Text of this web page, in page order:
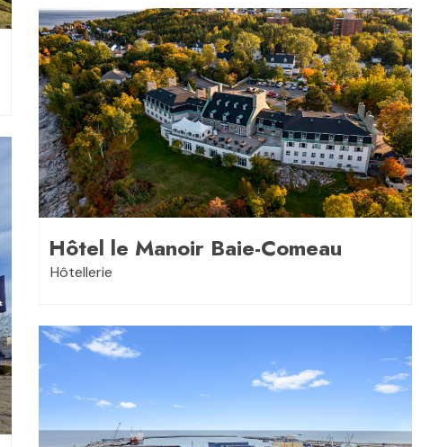
Hôtel le Manoir Baie-Comeau
Hôtellerie